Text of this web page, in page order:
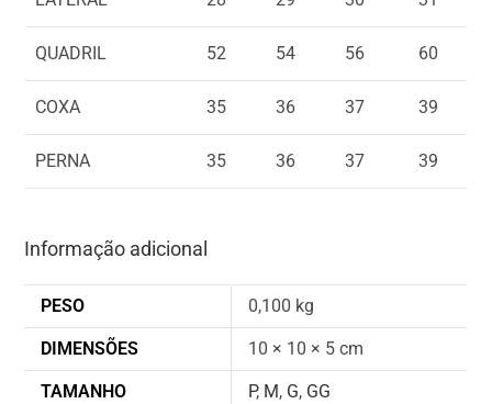
QUADRIL 52 54 56 60
COXA 35 36 37 39
PERNA 35 36 37 39
Informação adicional
PESO 0,100 kg
DIMENSÕES 10 × 10 × 5 cm
TAMANHO P, M, G, GG